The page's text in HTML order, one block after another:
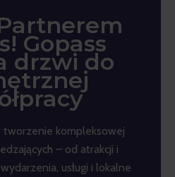
Gopass
drzwi do
tworzenie kompleksowej
– od atrakcji i
usługi i lokalne